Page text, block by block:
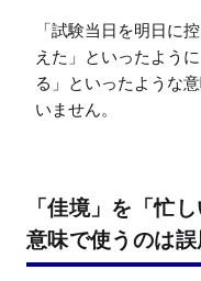
「試験当日を明日に
えた」といったよう
る」といったような
いません。
「佳境」を「忙
意味で使うのは誤